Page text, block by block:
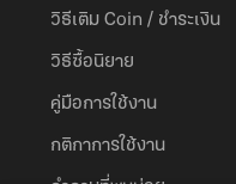
วิธีเติม Coin / ชำระเงิน
วิธีซื้อนิยาย
คู่มือการใช้งาน
กติกาการใช้งาน